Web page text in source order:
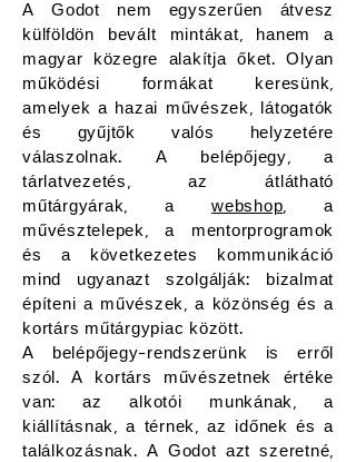
A Godot nem egyszerűen átvesz
külföldön bevált mintákat, hanem a
magyar közegre alakítja őket. Olyan
működési formákat keresünk,
amelyek a hazai művészek, látogatók
és gyűjtők valós helyzetére
válaszolnak. A belépőjegy, a
tárlatvezetés, az átlátható
műtárgyárak, awebshop, a
művésztelepek, a mentorprogramok
és a következetes kommunikáció
mind ugyanazt szolgálják: bizalmat
építeni a művészek, a közönség és a
kortárs műtárgypiac között.
A belépőjegy-rendszerünk is erről
szól. A kortárs művészetnek értéke
van: az alkotói munkának, a
kiállításnak, a térnek, az időnek és a
találkozásnak. A Godot azt szeretné,